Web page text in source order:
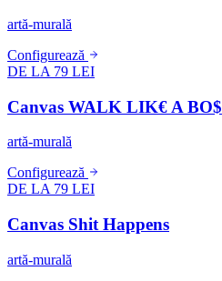
artă-murală
Configurează
DE LA 79 LEI
Canvas WALK LIK€ A BO$
artă-murală
Configurează
DE LA 79 LEI
Canvas Shit Happens
artă-murală